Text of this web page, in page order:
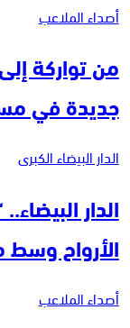
أصداء الملاعب
من تواركة
جديدة في
الدار البيضاء الكبرى
الدار
الأرواح
أصداء الملاعب